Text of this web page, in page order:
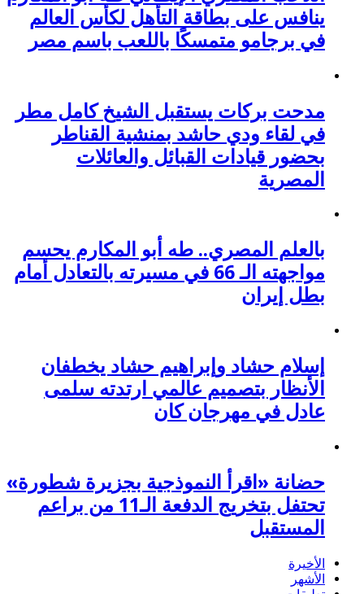
ينافس على بطاقة التأهل لكأس العالم
في برجامو متمسكًا باللعب باسم مصر
مدحت بركات يستقبل الشيخ كامل مطر
في لقاء ودي حاشد بمنشية القناطر
بحضور قيادات القبائل والعائلات
المصرية
بالعلم المصري.. طه أبو المكارم يحسم
مواجهته الـ 66 في مسيرته بالتعادل أمام
بطل إيران
إسلام حشاد وإبراهيم حشاد يخطفان
الأنظار بتصميم عالمي ارتدته سلمى
عادل في مهرجان كان
حضانة «اقرأ النموذجية بجزيرة شطورة»
تحتفل بتخريج الدفعة الـ11 من براعم
المستقبل
الأخيرة
الأشهر